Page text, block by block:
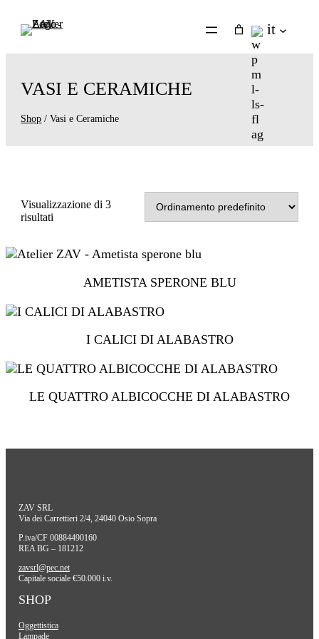
it
VASI E CERAMICHE
Shop / Vasi e Ceramiche
Visualizzazione di 3
risultati
AMETISTA SPERONE BLU
I CALICI DI ALABASTRO
LE QUATTRO ALBICOCCHE DI ALABASTRO
ZAV SRL
Via dei Carrettieri 2/4, 24040 Osio Sopra
P.iva/CF 00884490160
REA BG – 181212
zavsrl@pec.net
Capitale sociale €50.000 i.v.
SHOP
Oggettistica
Lampade